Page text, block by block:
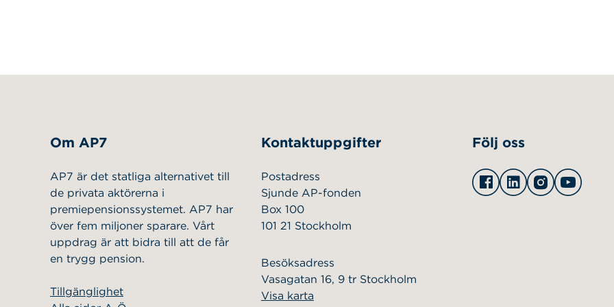
Om AP7
AP7 är det statliga alternativet till
de privata aktörerna i
premiepensionssystemet. AP7 har
över fem miljoner sparare. Vårt
uppdrag är att bidra till att de får
en trygg pension.
Tillgänglighet
Kontaktuppgifter
Postadress
Sjunde AP-fonden
Box 100
101 21 Stockholm
Besöksadress
Vasagatan 16, 9 tr Stockholm
Visa karta
Följ oss
Facebook
LinkedinInstagram